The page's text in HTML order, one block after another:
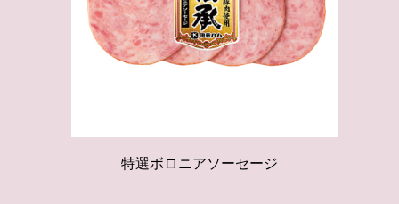
特選ボロニアソーセージ